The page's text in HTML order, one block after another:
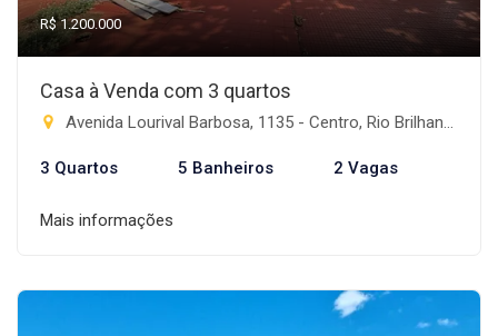
R$ 1.200.000
Casa à Venda com 3 quartos
Avenida Lourival Barbosa, 1135 - Centro, Rio Brilhante-MS
3 Quartos 5 Banheiros 2 Vagas
Mais informações